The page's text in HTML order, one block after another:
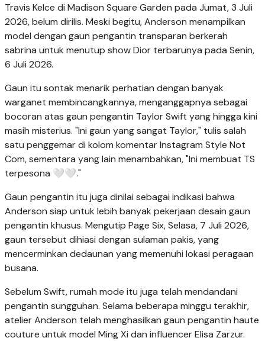
Travis Kelce di Madison Square Garden pada Jumat, 3 Juli
2026, belum dirilis. Meski begitu, Anderson menampilkan
model dengan gaun pengantin transparan berkerah
sabrina untuk menutup show Dior terbarunya pada Senin,
6 Juli 2026.
Gaun itu sontak menarik perhatian dengan banyak
warganet membincangkannya, menganggapnya sebagai
bocoran atas gaun pengantin Taylor Swift yang hingga kini
masih misterius. "Ini gaun yang sangat Taylor," tulis salah
satu penggemar di kolom komentar Instagram Style Not
Com, sementara yang lain menambahkan, "Ini membuat TS
terpesona 🤍🤍."
Gaun pengantin itu juga dinilai sebagai indikasi bahwa
Anderson siap untuk lebih banyak pekerjaan desain gaun
pengantin khusus. Mengutip Page Six, Selasa, 7 Juli 2026,
gaun tersebut dihiasi dengan sulaman pakis, yang
mencerminkan dedaunan yang memenuhi lokasi peragaan
busana.
Sebelum Swift, rumah mode itu juga telah mendandani
pengantin sungguhan. Selama beberapa minggu terakhir,
atelier Anderson telah menghasilkan gaun pengantin haute
couture untuk model Ming Xi dan influencer Elisa Zarzur.